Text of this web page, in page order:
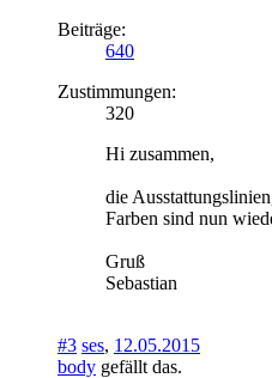
Beiträge:
640
Zustimmungen:
320
Hi zusammen,
die
Farben sind nun
Gruß
Sebastian
#3 ses, 12.05.2015
body gefällt das.